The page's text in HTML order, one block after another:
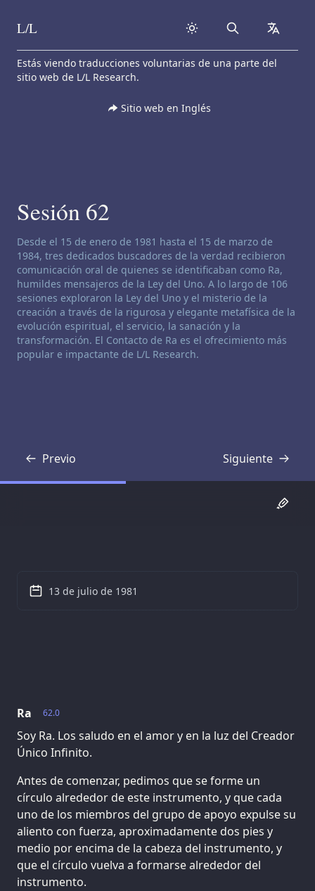
Skip to content
L/L Search
Estás viendo traducciones voluntarias de una parte del
sitio web de L/L Research.
Sitio web en Inglés
Sesión 62
Descargo de responsabilidad de canalización:
Desde el 15 de enero de 1981 hasta el 15 de marzo de
1984, tres dedicados buscadores de la verdad recibieron
comunicación oral de quienes se identificaban como Ra,
humildes mensajeros de la Ley del Uno. A lo largo de 106
sesiones exploraron la Ley del Uno y el misterio de la
creación a través de la rigurosa y elegante metafísica de la
evolución espiritual, el servicio, la sanación y la
transformación. El Contacto de Ra es el ofrecimiento más
popular e impactante de L/L Research.
Previo
Transcripción Siguiente
Transcripción
62.0
Ra
Soy Ra. Los saludo en el amor y en la luz del Creador
Único Infinito.
Antes de comenzar, pedimos que se forme un
círculo alrededor de este instrumento, y que cada
uno de los miembros del grupo de apoyo expulse su
aliento con fuerza, aproximadamente dos pies y
medio por encima de la cabeza del instrumento, y
que el círculo vuelva a formarse alrededor del
instrumento.
13 de julio de 1981